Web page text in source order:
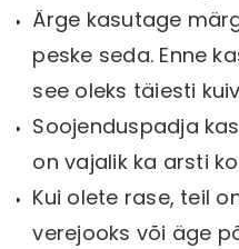
Ärge kasutage
peske seda. Enne
see oleks täiesti
Soojenduspadja
on vajalik ka arsti
Kui olete rase, teil
verejooks või äge